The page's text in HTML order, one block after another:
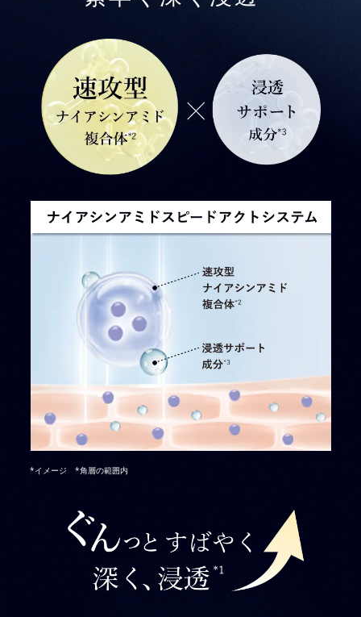
*イメージ *角層の範囲内